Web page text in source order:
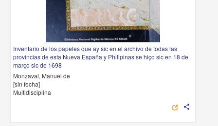
Inventario de los papeles que ay sic en el archivo de todas las
provincias de esta Nueva España y Philipinas se hiço sic en 18 de
março sic de 1698
Monzaval, Manuel de
[sin fecha]
Multidisciplina
share